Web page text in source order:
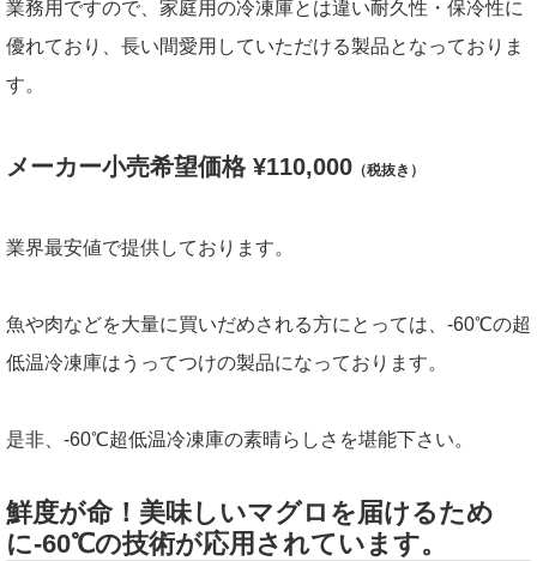
業務用ですので、家庭用の冷凍庫とは違い耐久性・保冷性に
優れており、長い間愛用していただける製品となっておりま
す。
メーカー小売希望価格 ¥110,000 （税抜き）
業界最安値で提供しております。
魚や肉などを大量に買いだめされる方にとっては、-60℃の超
低温冷凍庫はうってつけの製品になっております。
是非、-60℃超低温冷凍庫の素晴らしさを堪能下さい。
鮮度が命！美味しいマグロを届けるため
に-60℃の技術が応用されています。